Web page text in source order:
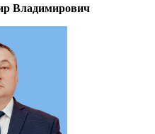
Владимирович